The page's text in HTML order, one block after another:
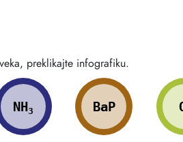
preklikajte infografiku.
NH3 BaP